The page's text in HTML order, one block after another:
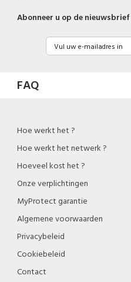
Abonneer u op de nieuwsbrief
FAQ
Hoe werkt het ?
Hoe werkt het netwerk ?
Hoeveel kost het ?
Onze verplichtingen
MyProtect garantie
Algemene voorwaarden
Privacybeleid
Cookiebeleid
Contact